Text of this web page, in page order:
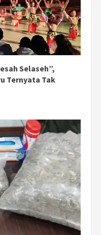
Selaseh”,
Ternyata Tak